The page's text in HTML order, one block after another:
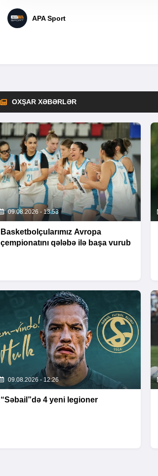
APA Sport
OXŞAR XƏBƏRLƏR
09.08.2026 - 13:53
Basketbolçularımız Avropa
çempionatını qələbə ilə başa vurub
09.08.2026 - 12:26
“Səbail”də 4 yeni legioner